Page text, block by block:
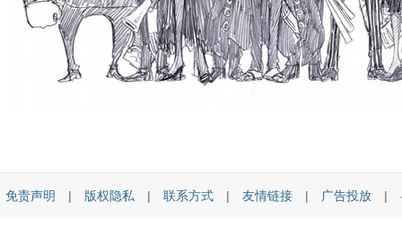
免责声明 | 版权隐私 | 联系方式 | 友情链接 | 广告投放 |